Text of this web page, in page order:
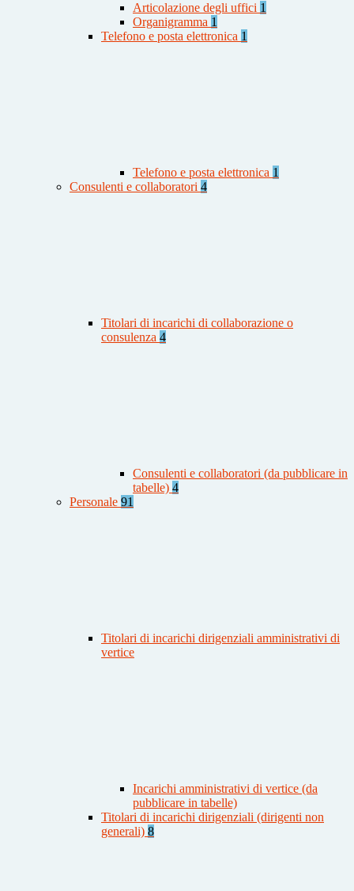
Articolazione degli uffici 1
Organigramma 1
Telefono e posta elettronica 1
Telefono e posta elettronica 1
Consulenti e collaboratori 4
Titolari di incarichi di collaborazione o
consulenza 4
Consulenti e collaboratori (da pubblicare in
tabelle) 4
Personale 91
Titolari di incarichi dirigenziali amministrativi di
vertice
Incarichi amministrativi di vertice (da
pubblicare in tabelle)
Titolari di incarichi dirigenziali (dirigenti non
generali) 8